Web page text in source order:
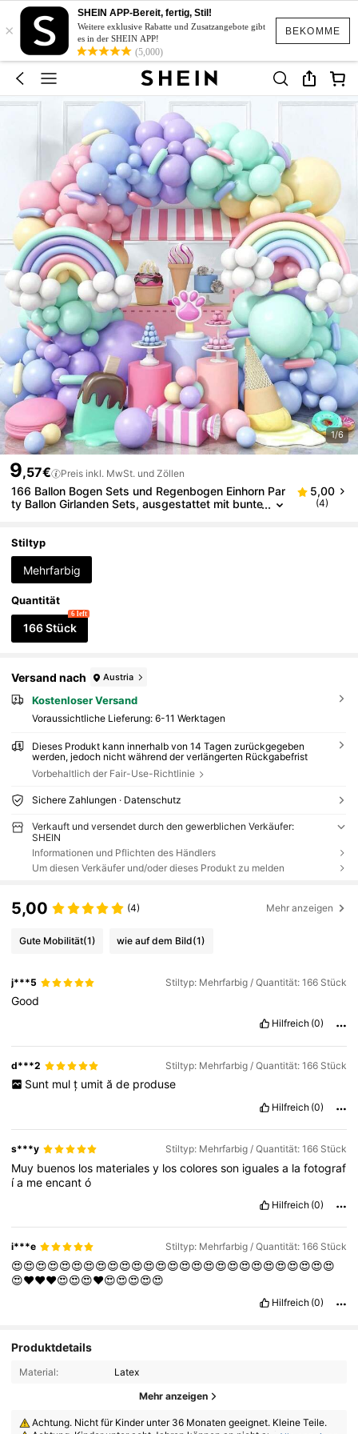
BEKOMME
×
SHEIN APP-Bereit, fertig, Stil!
Weitere exklusive Rabatte und Zusatzangebote gibt
es in der SHEIN APP!
(5,000)
1/6
9,57€ Preis inkl. MwSt. und Zöllen
166 Ballon Bogen Sets und Regenbogen Einhorn Par
ty Ballon Girlanden Sets, ausgestattet mit bunte
tduschen, Junggesellenabschiede, Geschlechteroff
enbarungspartys und Geburtstagsdekoration.
5,00
(4)
Stiltyp
Mehrfarbig
Quantität
166 Stück
6 left
Versand nach Austria
Kostenloser Versand
Voraussichtliche Lieferung: 6-11 Werktagen
Dieses Produkt kann innerhalb von 14 Tagen zurückgegeben
werden, jedoch nicht während der verlängerten Rückgabefrist
Vorbehaltlich der Fair-Use-Richtlinie
Sichere Zahlungen · Datenschutz
Verkauft und versendet durch den gewerblichen Verkäufer:
SHEIN
Informationen und Pflichten des Händlers
Um diesen Verkäufer und/oder dieses Produkt zu melden
5,00 (4) Mehr anzeigen
Gute Mobilität(1) wie auf dem Bild(1)
j***5 Stiltyp: Mehrfarbig / Quantität: 166 Stück
Good
Hilfreich (0)
d***2 Stiltyp: Mehrfarbig / Quantität: 166 Stück
Sunt mul ț umit ă de produse
Hilfreich (0)
s***y Stiltyp: Mehrfarbig / Quantität: 166 Stück
Muy buenos los materialesy loscoloresson igualesa lafotograf
ía meencantó
Hilfreich (0)
i***e Stiltyp: Mehrfarbig / Quantität: 166 Stück
😍😍😍😍😍😍😍😍😍😍😍😍😍😍😍😍😍😍😍😍😍😍😍😍😍😍😍
😍❤️❤️❤️😍😍😍❤️😍😍😍😍😍
Hilfreich (0)
Produktdetails
Material: Latex
Mehr anzeigen
Achtung. Nicht für Kinder unter 36 Monaten geeignet. Kleine Teile.